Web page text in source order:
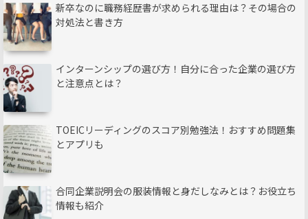
新卒なのに職務経歴書が求められる理由は？その場合の
対処法と書き方
インターンシップの選び方！自分に合った企業の選び方
と注意点とは？
TOEICリーディングのスコア別勉強法！おすすめ問題集
とアプリも
合同企業説明会の服装情報と身だしなみとは？お役立ち
情報も紹介